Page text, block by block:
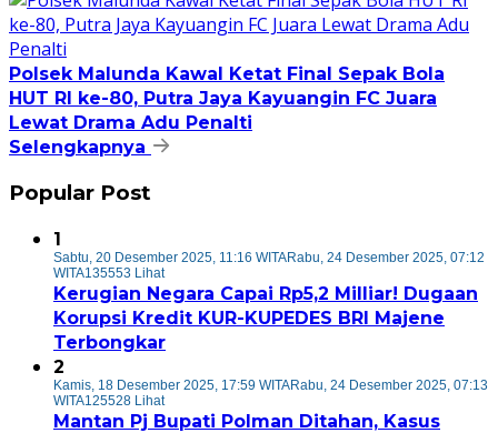
Polsek Malunda Kawal Ketat Final Sepak Bola
HUT RI ke-80, Putra Jaya Kayuangin FC Juara
Lewat Drama Adu Penalti
Selengkapnya
Popular Post
1
Sabtu, 20 Desember 2025, 11:16 WITARabu, 24 Desember 2025, 07:12
WITA135553 Lihat
Kerugian Negara Capai Rp5,2 Milliar! Dugaan
Korupsi Kredit KUR-KUPEDES BRI Majene
Terbongkar
2
Kamis, 18 Desember 2025, 17:59 WITARabu, 24 Desember 2025, 07:13
WITA125528 Lihat
Mantan Pj Bupati Polman Ditahan, Kasus